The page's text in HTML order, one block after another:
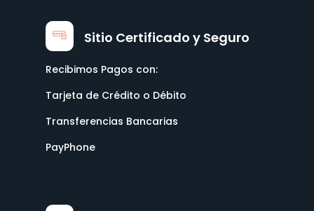
Sitio Certificado y Seguro
Recibimos Pagos con:
Tarjeta de Crédito o Débito
Transferencias Bancarias
PayPhone